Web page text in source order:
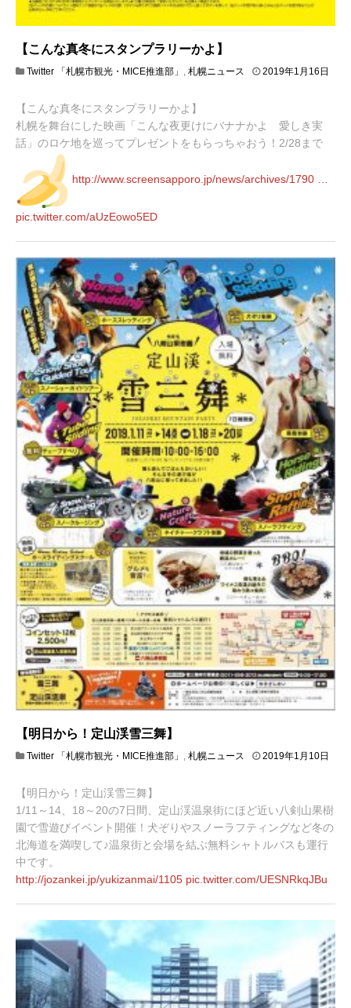
【こんな真冬にスタンプラリーかよ】
Twitter 「札幌市観光・MICE推進部」 , 札幌ニュース
2019年1月16日
9
年
1
日
【こんな真冬にスタンプラリーかよ】
札幌を舞台にした映画「こんな夜更けにバナナかよ 愛しき実
話」のロケ地を巡ってプレゼントをもらっちゃおう！2/28まで
http://www.screensapporo.jp/news/archives/1790
pic.twitter.com/aUzEowo5ED
【明日から！定山渓雪三舞】
Twitter 「札幌市観光・MICE推進部」 , 札幌ニュース
2019年1月10日
9
年
1
月
1
1
【明日から！定山渓雪三舞】
1/11～14、18～20の7日間、定山渓温泉街にほど近い八剣山果樹
園で雪遊びイベント開催！犬ぞりやスノーラフティングなど冬の
北海道を満喫して♪温泉街と会場を結ぶ無料シャトルバスも運行
中です。
http://jozankei.jp/yukizanmai/1105 pic.twitter.com/UESNRkqJBu